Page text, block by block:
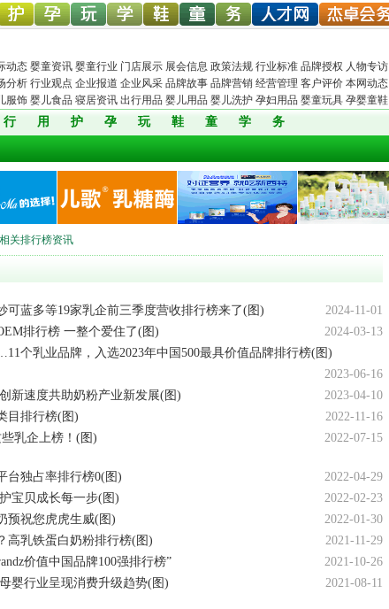
网 网 具网 育 鞋网 装 构
动态 婴童资讯 婴童行业 门店展示 展会信息 政策法规 行业标准 品牌授权 人物专访
分析 行业观点 企业报道 企业风采 品牌故事 品牌营销 经营管理 客户评价 本网动态
服饰 婴儿食品 寝居资讯 出行用品 婴儿用品 婴儿洗护 孕妇用品 婴童玩具 孕婴童鞋
行 用 护 孕 玩 鞋 童 学 务
关排行榜资讯
可蓝多等19家乳企前三季度营收排行榜来了(图)
2024-11-01
排行榜 一整个爱住了(图)
2024-03-13
个乳业品牌，入选2023年中国500最具价值品牌排行榜(图)
2023-06-16
新速度共助奶粉产业新发展(图)
2023-04-10
目排行榜(图)
2022-11-16
乳企上榜！(图)
2022-07-15
台独占率排行榜0(图)
2022-04-29
宝贝成长每一步(图)
2022-02-23
预祝您虎虎生威(图)
2022-01-30
高乳铁蛋白奶粉排行榜(图)
2021-11-29
价值中国品牌100强排行榜”
2021-10-26
婴行业呈现消费升级趋势(图)
2021-08-11